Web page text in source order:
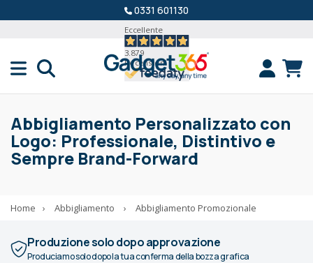
0331 601130
Eccellente
3.879
Recensioni
Abbigliamento Personalizzato con
Logo: Professionale, Distintivo e
Sempre Brand-Forward
Home › Abbigliamento › Abbigliamento Promozionale
Produzione solo dopo approvazione
Produciamo solo dopo la tua conferma della bozza grafica